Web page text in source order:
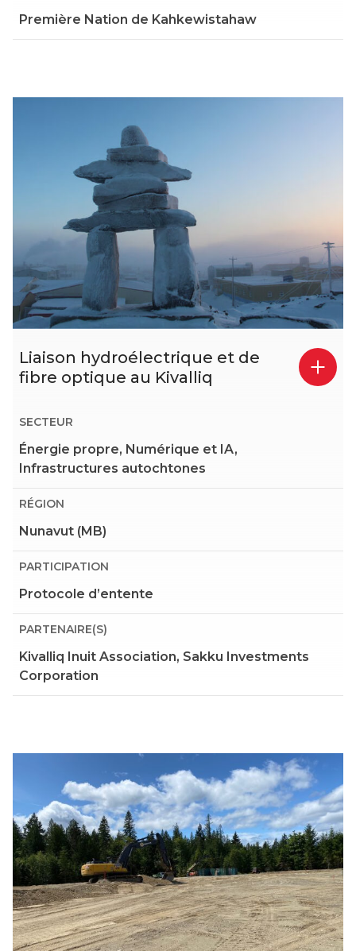
Première Nation de Kahkewistahaw
Liaison hydroélectrique et de
fibre optique au Kivalliq
SECTEUR
Énergie propre, Numérique et IA,
Infrastructures autochtones
RÉGION
Nunavut (MB)
PARTICIPATION
Protocole d’entente
PARTENAIRE(S)
Kivalliq Inuit Association, Sakku Investments
Corporation